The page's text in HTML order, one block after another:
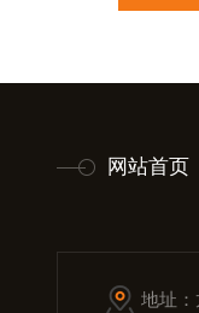
网站首页
地址